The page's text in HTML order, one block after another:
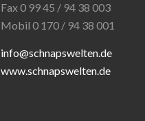
Fax 0 99 45 / 94 38 003
Mobil 0 170 / 94 38 001
info@schnapswelten.de
www.schnapswelten.de